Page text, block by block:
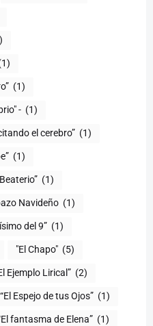
(1)
- (1)
el cerebro” (1)
(1)
(1)
Navideño (1)
del 9” (1)
"El Chapo" (5)
Ejemplo Lirical” (2)
“El Espejo de tus Ojos” (1)
fantasma de Elena” (1)